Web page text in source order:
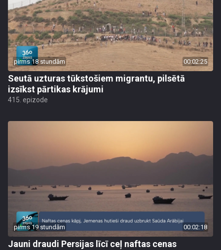
pirms 18 stundām 00:02:25
Seutā uzturas tūkstošiem migrantu, pilsētā
izsīkst pārtikas krājumi
415. epizode
pirms 19 stundām 00:02:18
Jauni draudi Persijas līcī ceļ naftas cenas